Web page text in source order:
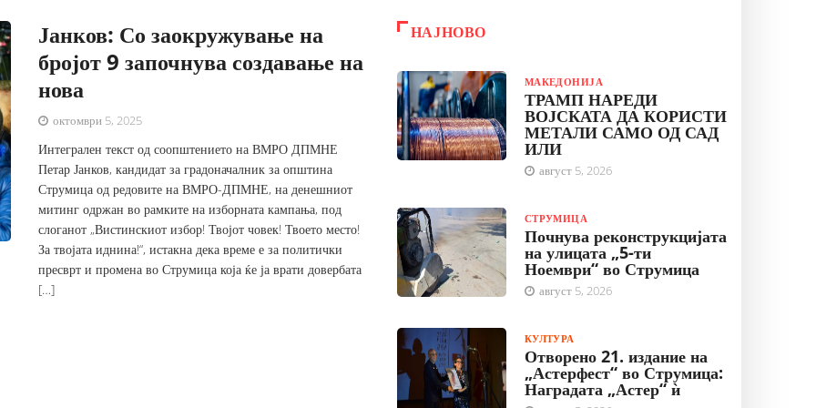
Јанков: Со заокружување на
бројот 9 започнува создавање на
нова
октомври 5, 2025
Интегрален текст од соопштението на ВМРО ДПМНЕ
Петар Јанков, кандидат за градоначалник за општина
Струмица од редовите на ВМРО-ДПМНЕ, на денешниот
митинг одржан во рамките на изборната кампања, под
слоганот „Вистинскиот избор! Твојот човек! Твоето место!
За твојата иднина!“, истакна дека време е за политички
пресврт и промена во Струмица која ќе ја врати довербата
[…]
НАЈНОВО
МАКЕДОНИЈА
ТРАМП НАРЕДИ
ВОЈСКАТА ДА КОРИСТИ
МЕТАЛИ САМО ОД САД
ИЛИ
август 5, 2026
СТРУМИЦА
Почнува реконструкцијата
на улицата „5-ти
Ноември“ во Струмица
август 5, 2026
КУЛТУРА
Отворено 21. издание на
„Астерфест“ во Струмица:
Наградата „Астер“ ѝ